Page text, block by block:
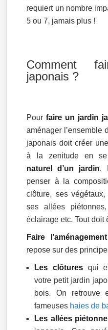
requiert un nombre
5 ou 7, jamais plus !
Comment
japonais ?
Pourfaire un jardin
aménager l’ensemble
japonais doit créer
à la zenitude en se
naturel d’un jardin.
penser à la
clôture, ses
ses allées
éclairage etc. Tout doit
Faire
repose sur des
Les clôtures qui
votre petit jardin
bois. On retrouve
fameuses haies de
Les allées